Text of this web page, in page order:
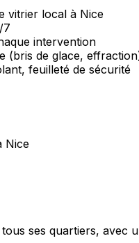
vitrier local à Nice
7
intervention
(bris de glace,
feuilleté de sécurité
Nice
ses quartiers, avec